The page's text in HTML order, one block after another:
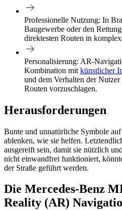
Professionelle Nutzung: In
Baugewerbe oder den
direktesten Routen in
Personalisierung: AR-
Kombination mit künstlicher
und dem Verhalten der
Routen vorzuschlagen.
Herausforderungen
Bunte und unnatürliche Symbole
ablenken, wie sie helfen.
ausgereift sein, damit sie nützlich
nicht einwandfrei funktioniert,
der Straße geführt werden.
Die Mercedes-Benz
Reality (AR)